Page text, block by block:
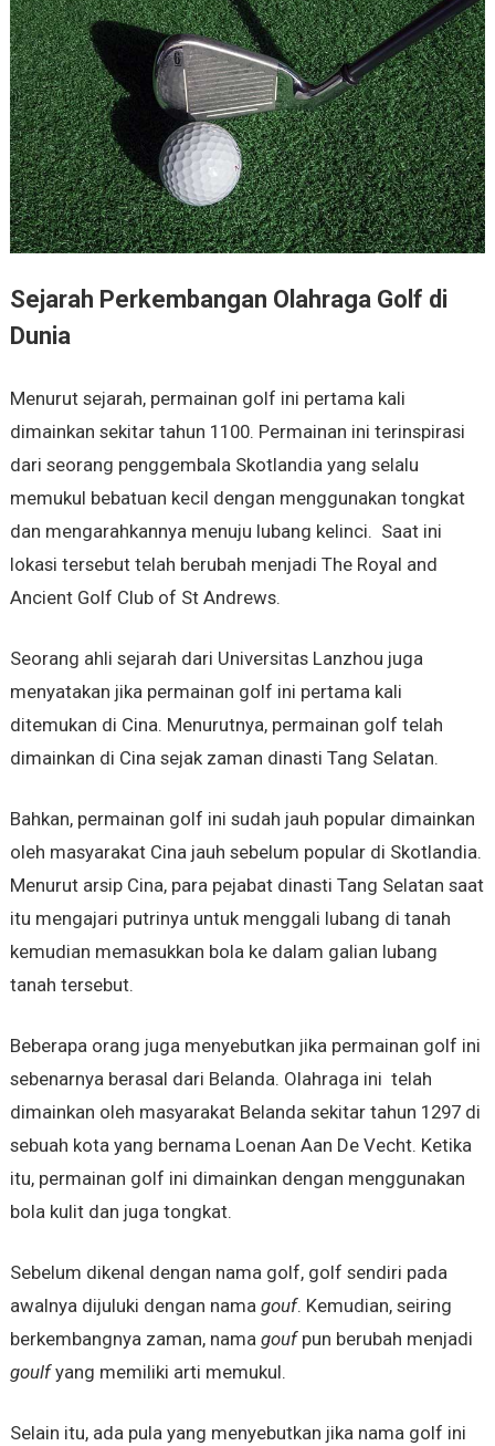
Sejarah Perkembangan Olahraga Golf di
Dunia
Menurut sejarah, permainan golf ini pertama kali
dimainkan sekitar tahun 1100. Permainan ini terinspirasi
dari seorang penggembala Skotlandia yang selalu
memukul bebatuan kecil dengan menggunakan tongkat
dan mengarahkannya menuju lubang kelinci. Saat ini
lokasi tersebut telah berubah menjadi The Royal and
Ancient Golf Club of St Andrews.
Seorang ahli sejarah dari Universitas Lanzhou juga
menyatakan jika permainan golf ini pertama kali
ditemukan di Cina. Menurutnya, permainan golf telah
dimainkan di Cina sejak zaman dinasti Tang Selatan.
Bahkan, permainan golf ini sudah jauh popular dimainkan
oleh masyarakat Cina jauh sebelum popular di Skotlandia.
Menurut arsip Cina, para pejabat dinasti Tang Selatan saat
itu mengajari putrinya untuk menggali lubang di tanah
kemudian memasukkan bola ke dalam galian lubang
tanah tersebut.
Beberapa orang juga menyebutkan jika permainan golf ini
sebenarnya berasal dari Belanda. Olahraga ini telah
dimainkan oleh masyarakat Belanda sekitar tahun 1297 di
sebuah kota yang bernama Loenan Aan De Vecht. Ketika
itu, permainan golf ini dimainkan dengan menggunakan
bola kulit dan juga tongkat.
Sebelum dikenal dengan nama golf, golf sendiri pada
awalnya dijuluki dengan nama gouf. Kemudian, seiring
berkembangnya zaman, nama goufpun berubah menjadi
goulfyang memiliki arti memukul.
Selain itu, ada pula yang menyebutkan jika nama golf ini